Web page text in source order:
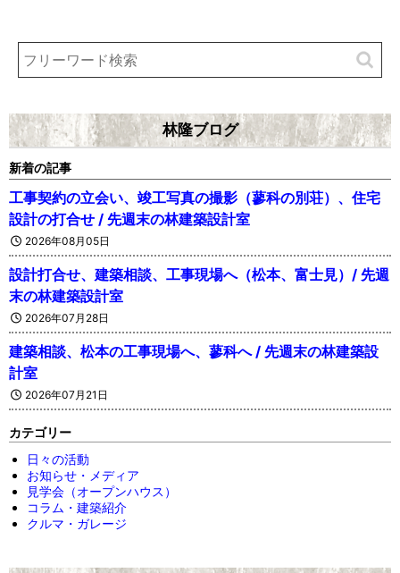
林隆ブログ
新着の記事
工事契約の立会い、竣工写真の撮影（蓼科の別荘）、住宅
設計の打合せ / 先週末の林建築設計室
2026年08月05日
設計打合せ、建築相談、工事現場へ（松本、富士見）/ 先週
末の林建築設計室
2026年07月28日
建築相談、松本の工事現場へ、蓼科へ / 先週末の林建築設
計室
2026年07月21日
カテゴリー
日々の活動
お知らせ・メディア
見学会（オープンハウス）
コラム・建築紹介
クルマ・ガレージ